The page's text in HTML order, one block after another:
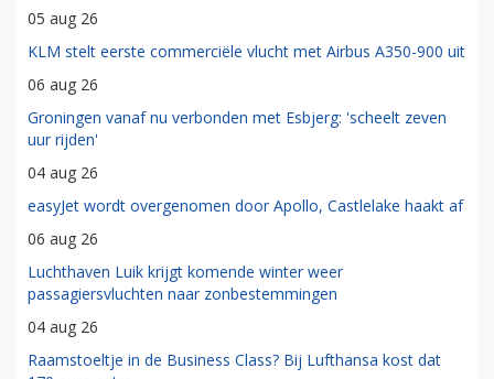
05 aug 26
KLM stelt eerste commerciële vlucht met Airbus A350-900 uit
06 aug 26
Groningen vanaf nu verbonden met Esbjerg: 'scheelt zeven
uur rijden'
04 aug 26
easyJet wordt overgenomen door Apollo, Castlelake haakt af
06 aug 26
Luchthaven Luik krijgt komende winter weer
passagiersvluchten naar zonbestemmingen
04 aug 26
Raamstoeltje in de Business Class? Bij Lufthansa kost dat